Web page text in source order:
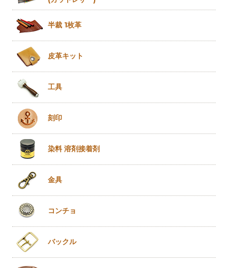
半裁 1枚革
皮革キット
工具
刻印
染料 溶剤接着剤
金具
コンチョ
バックル